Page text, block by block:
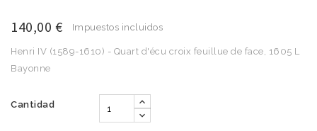
140,00 € Impuestos incluidos
Henri IV (1589-1610) - Quart d'écu croix feuillue de face, 1605 L
Bayonne
Cantidad